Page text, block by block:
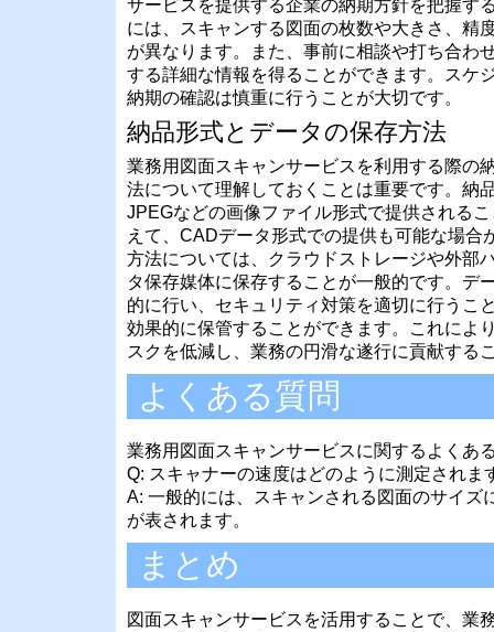
サービスを提供する企業の納期方針を把握す
には、スキャンする図面の枚数や大きさ、精
が異なります。また、事前に相談や打ち合わ
する詳細な情報を得ることができます。スケ
納期の確認は慎重に行うことが大切です。
納品形式とデータの保存方法
業務用図面スキャンサービスを利用する際の
法について理解しておくことは重要です。納
JPEGなどの画像ファイル形式で提供される
えて、CADデータ形式での提供も可能な場合
方法については、クラウドストレージや外部
タ保存媒体に保存することが一般的です。デ
的に行い、セキュリティ対策を適切に行うこ
効果的に保管することができます。これによ
スクを低減し、業務の円滑な遂行に貢献する
よくある質問
業務用図面スキャンサービスに関するよくあ
Q: スキャナーの速度はどのように測定されま
A: 一般的には、スキャンされる図面のサイズ
が表されます。
まとめ
図面スキャンサービスを活用することで、業